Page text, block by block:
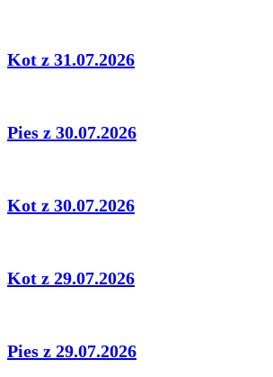
Kot z 31.07.2026
Pies z 30.07.2026
Kot z 30.07.2026
Kot z 29.07.2026
Pies z 29.07.2026